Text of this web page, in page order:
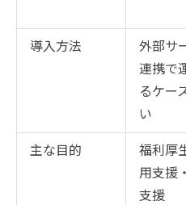
導入方法
外部サ
連携で
るケー
い
主な目的
福利厚
用支援
支援